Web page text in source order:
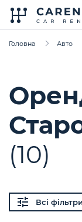
Головна Авто
(10)
Всі фільтри